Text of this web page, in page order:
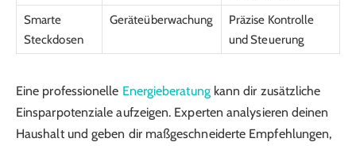
Smarte
Steckdosen
Geräteüberwachung
Präzise Kontrolle
und Steuerung
Eine professionelle Energieberatungkann dir zusätzliche
Einsparpotenziale aufzeigen. Experten analysieren deinen
Haushalt und geben dir maßgeschneiderte Empfehlungen,